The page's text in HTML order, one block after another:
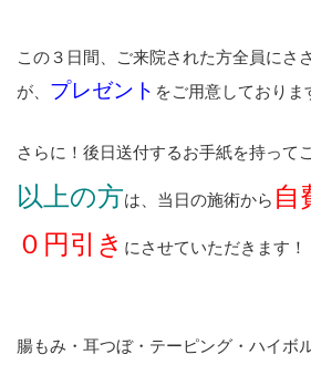
この３日間、ご来院された方全員にさ
が、 プレゼント をご用意しておりま
さらに！後日送付するお手紙を持って
以上の方は、当日の施術から 自
０円引き にさせていただきます！
腸もみ・耳つぼ・テーピング・ハイボ